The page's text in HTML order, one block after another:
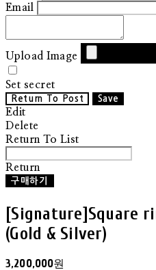
Email
Upload Image
Set secret
Return To Post Save
Edit
Delete
Return To List
Return
구매하기
[Signature]Square
(Gold & Silver)
3,200,000원